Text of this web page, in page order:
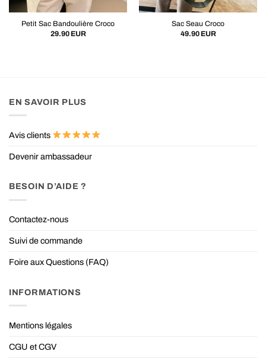
Petit Sac Bandoulière Croco
29.90 EUR
Sac Seau Croco
49.90 EUR
EN SAVOIR PLUS
Avis clients
Devenir ambassadeur
BESOIN D’AIDE ?
Contactez-nous
Suivi de commande
Foire aux Questions (FAQ)
INFORMATIONS
Mentions légales
CGU et CGV